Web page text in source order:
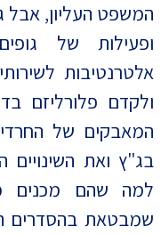
המשפט העליון, אבל
ופעילות של
אלטרנטיבות
ולקדם פלורליזם
המאבקים של
בג"ץ ואת השינויים
למה שהם מכנים
שמבטאת בהסדרים